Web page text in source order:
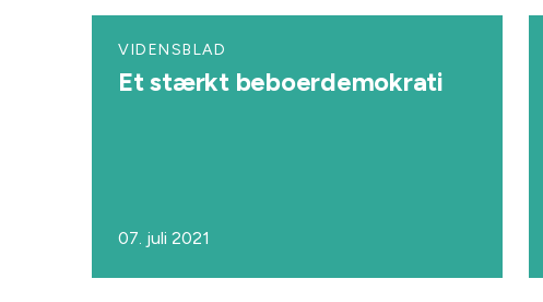
VIDENSBLAD
Et stærkt beboerdemokrati
07. juli 2021